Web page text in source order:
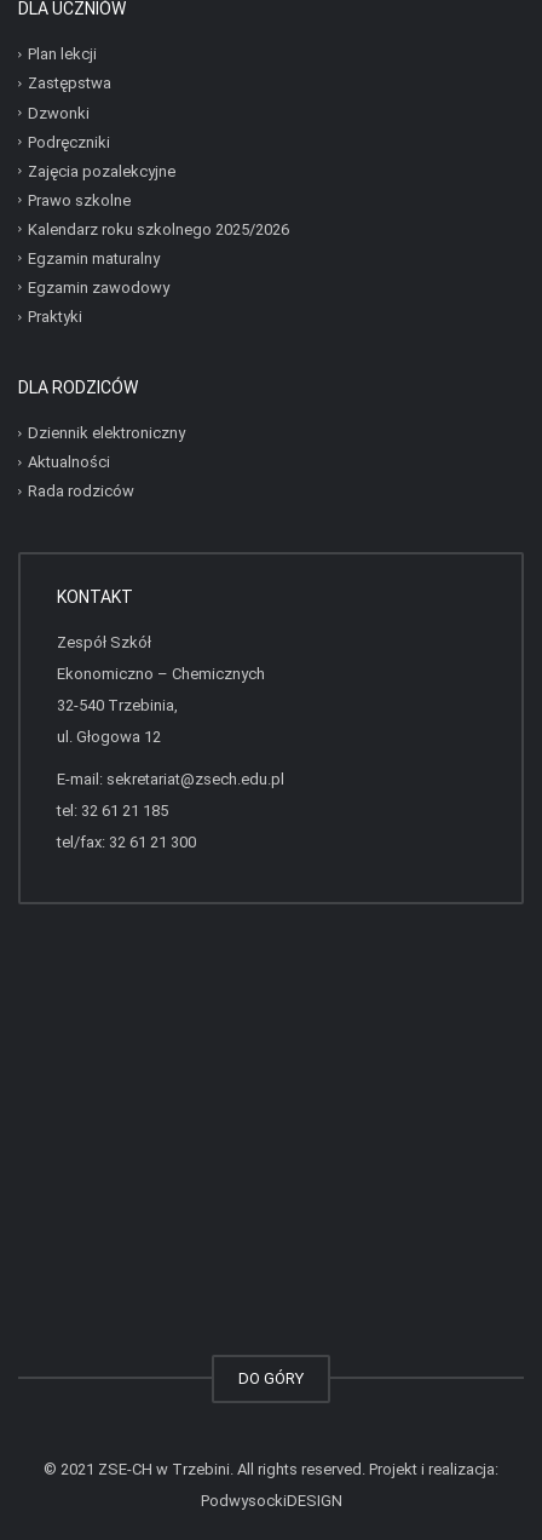
DLA UCZNIÓW
Plan lekcji
Zastępstwa
Dzwonki
Podręczniki
Zajęcia pozalekcyjne
Prawo szkolne
Kalendarz roku szkolnego 2025/2026
Egzamin maturalny
Egzamin zawodowy
Praktyki
DLA RODZICÓW
Dziennik elektroniczny
Aktualności
Rada rodziców
KONTAKT
Zespół Szkół
Ekonomiczno – Chemicznych
32-540 Trzebinia,
ul. Głogowa 12
E-mail: sekretariat@zsech.edu.pl
tel: 32 61 21 185
tel/fax: 32 61 21 300
DO GÓRY
© 2021 ZSE-CH w Trzebini. All rights reserved. Projekt i realizacja:
PodwysockiDESIGN